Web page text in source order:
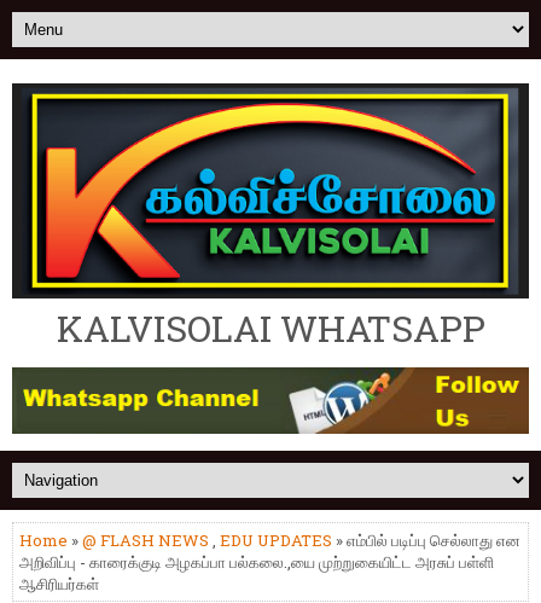
KALVISOLAI WHATSAPP
Home »@ FLASH NEWS , EDU UPDATES » எம்பில் படிப்பு செல்லாது என
அறிவிப்பு - காரைக்குடி அழகப்பா பல்கலை.,யை முற்றுகையிட்ட அரசுப் பள்ளி
ஆசிரியர்கள்